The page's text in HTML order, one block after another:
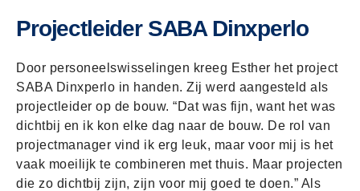
Projectleider SABA Dinxperlo
Door personeelswisselingen kreeg Esther het project
SABA Dinxperlo in handen. Zij werd aangesteld als
projectleider op de bouw. “Dat was fijn, want het was
dichtbij en ik kon elke dag naar de bouw. De rol van
projectmanager vind ik erg leuk, maar voor mij is het
vaak moeilijk te combineren met thuis. Maar projecten
die zo dichtbij zijn, zijn voor mij goed te doen.” Als